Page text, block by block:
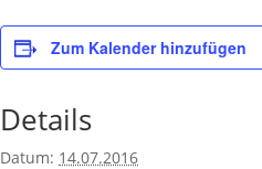
Zum Kalender hinzufügen
Details
Datum: 14.07.2016